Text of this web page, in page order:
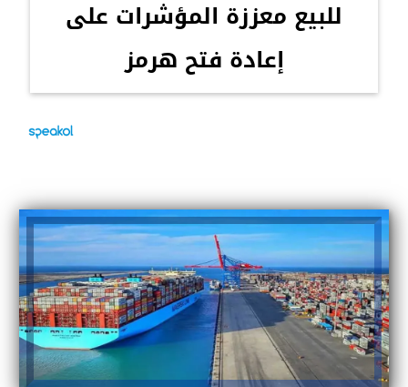
للبيع معززة المؤشرات على
إعادة فتح هرمز